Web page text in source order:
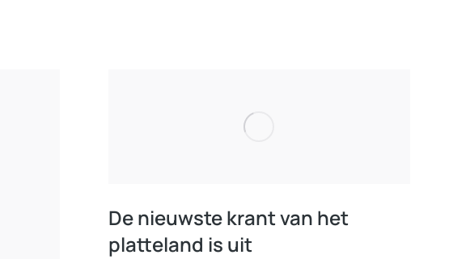
De nieuwste krant van het
platteland is uit